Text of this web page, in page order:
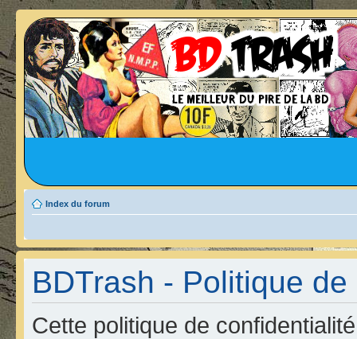
Index du forum
BDTrash - Politique
Cette politique de